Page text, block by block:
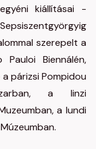
kiállításai -
szerepelt a
Biennálén,
párizsi Pompidou
a linzi
a lundi